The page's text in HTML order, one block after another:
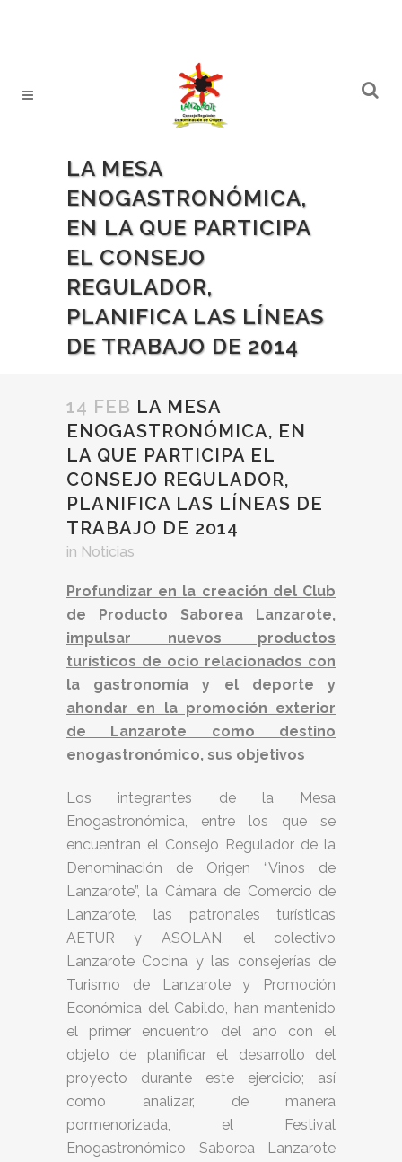
LA MESA
ENOGASTRONÓMICA,
EN LA QUE PARTICIPA
EL CONSEJO
REGULADOR,
PLANIFICA LAS LÍNEAS
DE TRABAJO DE 2014
14 FEB LA MESA
ENOGASTRONÓMICA, EN
LA QUE PARTICIPA EL
CONSEJO REGULADOR,
PLANIFICA LAS LÍNEAS DE
TRABAJO DE 2014
in Noticias
Profundizar en la creación del Club
de Producto Saborea Lanzarote,
impulsar nuevos productos
turísticos de ocio relacionados con
la gastronomía y el deporte y
ahondar en la promoción exterior
de Lanzarote como destino
enogastronómico, sus objetivos
Los integrantes de la Mesa
Enogastronómica, entre los que se
encuentran el Consejo Regulador de la
Denominación de Origen “Vinos de
Lanzarote”, la Cámara de Comercio de
Lanzarote, las patronales turísticas
AETUR y ASOLAN, el colectivo
Lanzarote Cocina y las consejerías de
Turismo de Lanzarote y Promoción
Económica del Cabildo, han mantenido
el primer encuentro del año con el
objeto de planificar el desarrollo del
proyecto durante este ejercicio; así
como analizar, de manera
pormenorizada, el Festival
Enogastronómico Saborea Lanzarote